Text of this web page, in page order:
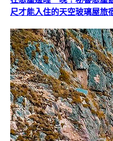
尺才能入住的天空玻璃屋旅